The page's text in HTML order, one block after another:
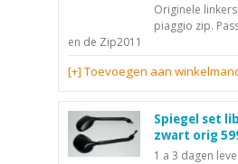
Originele
piaggio zip.
en de Zip2011
[+] Toevoegen aan
Spiegel set
zwart orig
1 a 3 dagen